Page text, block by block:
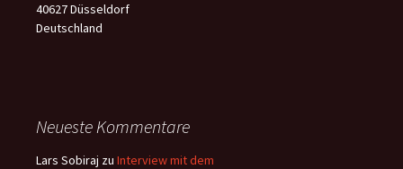
40627 Düsseldorf
Deutschland
Neueste Kommentare
Lars Sobiraj zu Interview mit dem